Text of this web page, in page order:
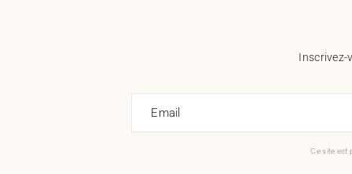
Inscrivez-
Email
Ce site est